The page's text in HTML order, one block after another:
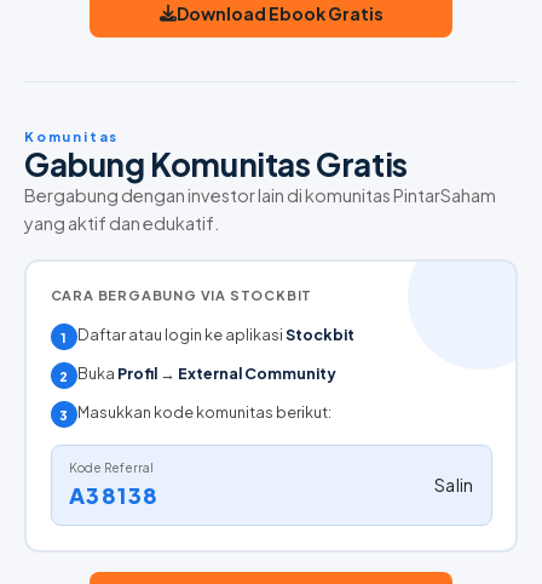
Download Ebook Gratis
Komunitas
Gabung Komunitas Gratis
Bergabung dengan investor lain di komunitas PintarSaham
yang aktif dan edukatif.
CARA BERGABUNG VIA STOCKBIT
1 Daftar atau login ke aplikasiStockbit
2 Buka Profil→ External Community
3 Masukkan kode komunitas berikut:
Kode Referral
A38138 Salin